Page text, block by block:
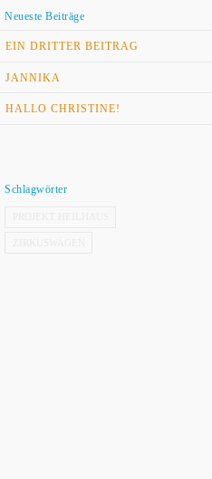
Neueste Beiträge
EIN DRITTER BEITRAG
JANNIKA
HALLO CHRISTINE!
Schlagwörter